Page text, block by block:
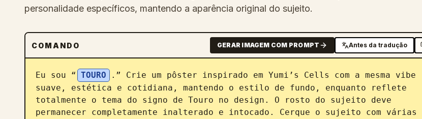
personalidade específicos, mantendo a aparência original do sujeito.
COMANDO GERAR IMAGEM COM PROMPT Antes da tradução
Eu sou “ TOURO
.” Crie um pôster inspirado em Yumi’s Cells com a mesma vibe
suave, estética e cotidiana, mantendo o estilo de fundo, enquanto reflete
totalmente o tema do signo de Touro no design. O rosto do sujeito deve
permanecer completamente inalterado e intocado. Cerque o sujeito com várias